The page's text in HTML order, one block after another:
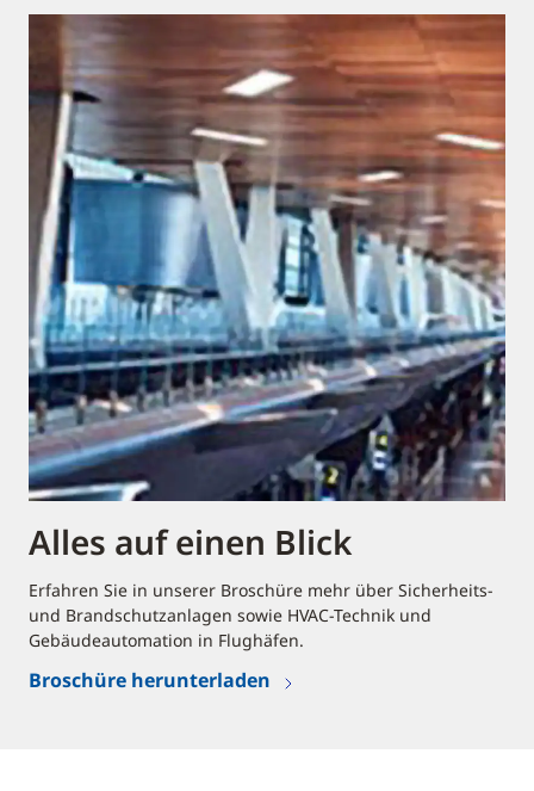
Alles auf einen Blick
Erfahren Sie in unserer Broschüre mehr über Sicherheits-
und Brandschutzanlagen sowie HVAC-Technik und
Gebäudeautomation in Flughäfen.
Broschüre herunterladen